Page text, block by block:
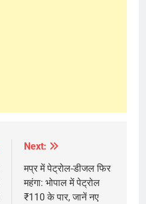
Next:
मप्र में पेट्रोल-डीजल फिर
महंगा: भोपाल में पेट्रोल
₹110 के पार, जानें नए